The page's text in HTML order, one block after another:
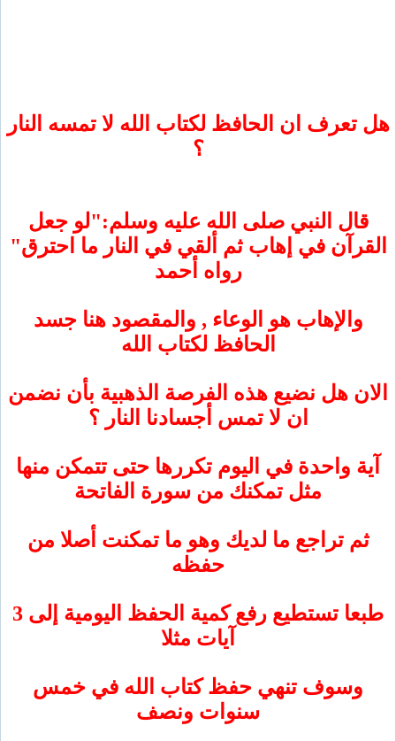
ان الحافظ لكتاب الله لا تمسه النار
النبي صلى الله عليه وسلم:"لو جعل
في إهاب ثم ألقي في النار ما احترق"
رواه أحمد
هو الوعاء , والمقصود هنا جسد
الحافظ لكتاب الله
هل نضيع هذه الفرصة الذهبية بأن نضمن
ان لا تمس أجسادنا النار ؟
واحدة في اليوم تكررها حتى تتمكن منها
مثل تمكنك من سورة الفاتحة
تراجع ما لديك وهو ما تمكنت أصلا من
حفظه
طبعا تستطيع رفع كمية الحفظ اليومية إلى 3
آيات مثلا
تنهي حفظ كتاب الله في خمس
سنوات ونصف